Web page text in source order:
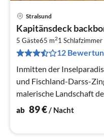
Stralsund
Kapitänsdeck
5 Gäste65 m21 Schlafzimmer
12
Inmitten der
und Fischland-Darss-
malerische Landschaft
Boddenküste liegt die
ab 89€/ Nacht